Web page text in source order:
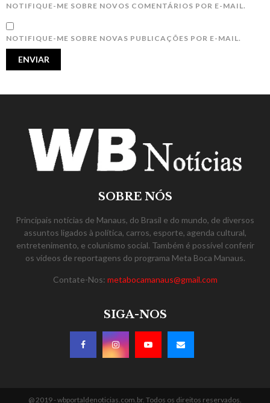
NOTIFIQUE-ME SOBRE NOVOS COMENTÁRIOS POR E-MAIL.
NOTIFIQUE-ME SOBRE NOVAS PUBLICAÇÕES POR E-MAIL.
SOBRE NÓS
Principais notícias de Manaus, do Brasil e do mundo, de diversos
assuntos ligados à política, carros, esporte, agenda cultural,
entretenimento, e colunismo social. Também é possível conferir
os vídeos de reportagens do programa Meta Boca Manaus.
Contate-Nos: metabocamanaus@gmail.com
SIGA-NOS
@ 2019 - wbportaldenoticias.com.br. Todos os direitos reservados.